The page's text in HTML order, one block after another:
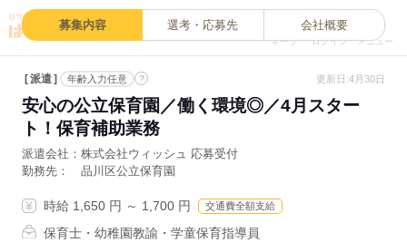
キープ ログイン メニュー
募集内容 選考・応募先 会社概要
派遣 年齢入力任意 ? 更新日:4月30日
安心の公立保育園／働く環境◎／4月スター
ト！保育補助業務
派遣会社
株式会社ウィッシュ 応募受付
勤務先
品川区公立保育園
時給 1,650 円 ～ 1,700 円 交通費全額支給
保育士・幼稚園教諭・学童保育指導員